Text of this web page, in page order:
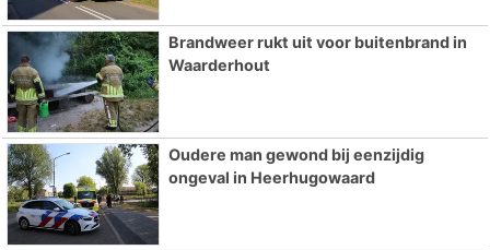
Brandweer rukt uit voor buitenbrand in
Waarderhout
Oudere man gewond bij eenzijdig
ongeval in Heerhugowaard